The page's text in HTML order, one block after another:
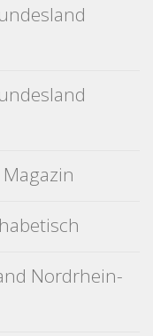
Nordrhein-